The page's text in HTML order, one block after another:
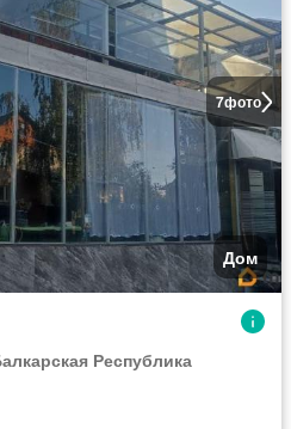
7фото
Дом
Республика